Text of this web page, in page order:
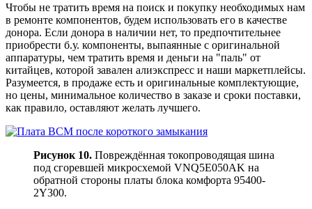
Чтобы не тратить время на поиск и покупку необходимых нам
в ремонте компонентов, будем использовать его в качестве
донора. Если донора в наличии нет, то предпочтительнее
приобрести б.у. компоненты, выпаянные с оригинальной
аппаратуры, чем тратить время и деньги на "паль" от
китайцев, которой завален алиэкспресс и наши маркетплейсы.
Разумеется, в продаже есть и оригинальные комплектующие,
но цены, минимальное количество в заказе и сроки поставки,
как правило, оставляют желать лучшего.
Рисунок 10. Повреждённая токопроводящая шина
под сгоревшей микросхемой VNQ5E050AK на
обратной стороны платы блока комфорта 95400-
2Y300.